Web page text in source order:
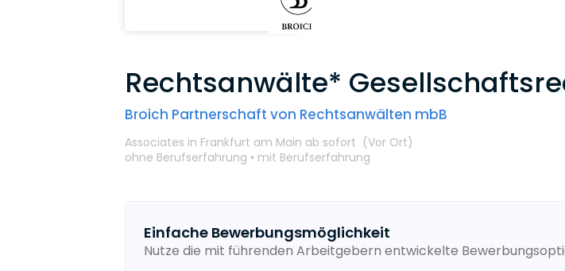
Rechtsanwälte*
Broich Partnerschaft von Rechtsanwälten mbB
Associates in Frankfurt am Main ab sofort (Vor Ort)
ohne Berufserfahrung • mit Berufserfahrung
Einfache Bewerbungsmöglichkeit
Nutze die mit führenden Arbeitgebern entwickelte